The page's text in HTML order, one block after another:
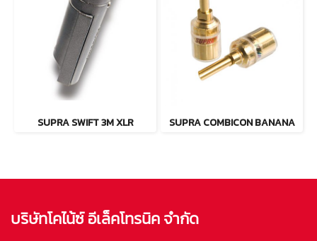
SUPRA SWIFT 3M XLR SUPRA COMBICON BANANA
บริษัทโคไน้ซ์ อีเล็คโทรนิค จำกัด